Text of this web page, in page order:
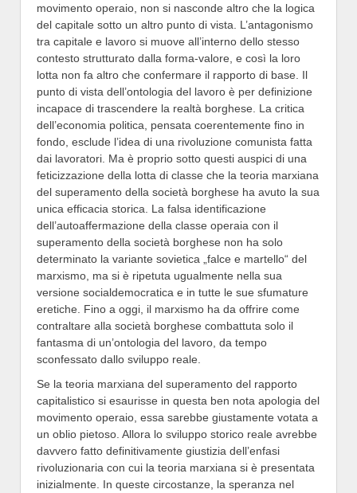
movimento operaio, non si nasconde altro che la logica
del capitale sotto un altro punto di vista. L’antagonismo
tra capitale e lavoro si muove all’interno dello stesso
contesto strutturato dalla forma-valore, e così la loro
lotta non fa altro che confermare il rapporto di base. Il
punto di vista dell’ontologia del lavoro è per definizione
incapace di trascendere la realtà borghese. La critica
dell’economia politica, pensata coerentemente fino in
fondo, esclude l’idea di una rivoluzione comunista fatta
dai lavoratori. Ma è proprio sotto questi auspici di una
feticizzazione della lotta di classe che la teoria marxiana
del superamento della società borghese ha avuto la sua
unica efficacia storica. La falsa identificazione
dell’autoaffermazione della classe operaia con il
superamento della società borghese non ha solo
determinato la variante sovietica „falce e martello“ del
marxismo, ma si è ripetuta ugualmente nella sua
versione socialdemocratica e in tutte le sue sfumature
eretiche. Fino a oggi, il marxismo ha da offrire come
contraltare alla società borghese combattuta solo il
fantasma di un’ontologia del lavoro, da tempo
sconfessato dallo sviluppo reale.
Se la teoria marxiana del superamento del rapporto
capitalistico si esaurisse in questa ben nota apologia del
movimento operaio, essa sarebbe giustamente votata a
un oblio pietoso. Allora lo sviluppo storico reale avrebbe
davvero fatto definitivamente giustizia dell’enfasi
rivoluzionaria con cui la teoria marxiana si è presentata
inizialmente. In queste circostanze, la speranza nel